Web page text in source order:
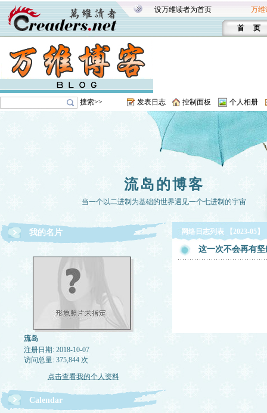
设万维读者为首页 万维
首 页
搜索>> 发表日志 控制面板 个人相册
流岛的博客
当一个以二进制为基础的世界遇见一个七进制的宇宙
我的名片
流岛
注册日期: 2018-10-07
访问总量: 375,844 次
点击查看我的个人资料
Calendar
网络日志列表 【2023-05】
这一次不会再有